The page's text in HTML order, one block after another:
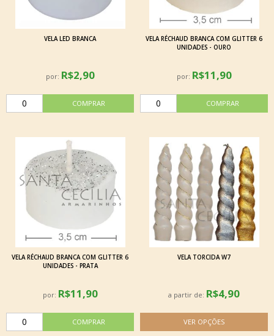
VELA LED BRANCA
por: R$2,90
VELA RÉCHAUD BRANCA COM GLITTER 6
UNIDADES - OURO
por: R$11,90
VELA RÉCHAUD BRANCA COM GLITTER 6
UNIDADES - PRATA
por: R$11,90
VELA TORCIDA W7
a partir de: R$4,90